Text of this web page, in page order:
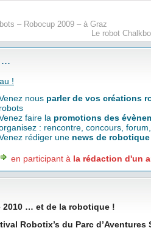
– Robocup 2009 – à Graz
Le robot
!
nous parler de vos créations
robots
faire la promotions des
: rencontre, concours,
rédiger une news de robotique
en participant à la rédaction d'un
2010 … et de la robotique !
Robotix’s du Parc